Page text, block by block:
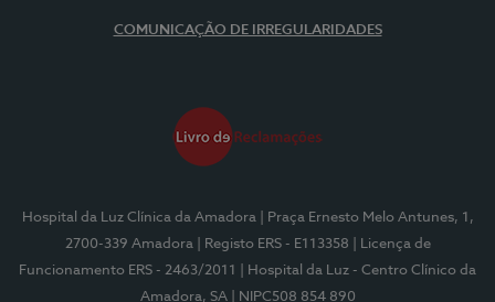
COMUNICAÇÃO DE IRREGULARIDADES
Hospital da Luz Clínica da Amadora
| Praça Ernesto Melo Antunes, 1,
2700-339 Amadora
| Registo ERS - E113358
| Licença de
Funcionamento ERS - 2463/2011
| Hospital da Luz - Centro Clínico da
Amadora, SA
| NIPC508 854 890